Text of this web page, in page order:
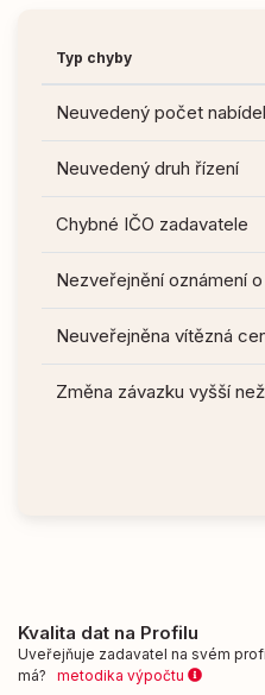
Typ chyby
Neuvedený počet
Neuvedený druh řízení
Chybné IČO zadavatele
Nezveřejnění oznámení
Neuveřejněna vítězná
Změna závazku vyšší
Kvalita dat na Profilu
Uveřejňuje zadavatel na svém
má? metodika výpočtu